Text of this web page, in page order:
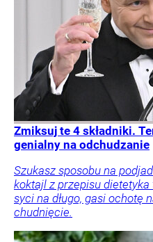
Zmiksuj te 4 składniki.
genialny na odchudzanie
Szukasz sposobu na
koktajl z przepisu dietetyka
syci na długo, gasi ochotę
chudnięcie.